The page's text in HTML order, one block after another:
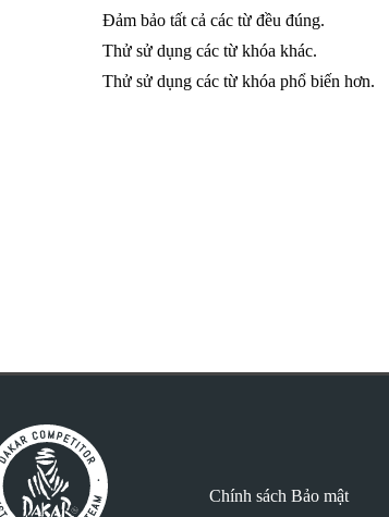
Đảm bảo tất cả các từ đều đúng.
Thử sử dụng các từ khóa khác.
Thử sử dụng các từ khóa phổ biến hơn.
Chính sách Bảo mật